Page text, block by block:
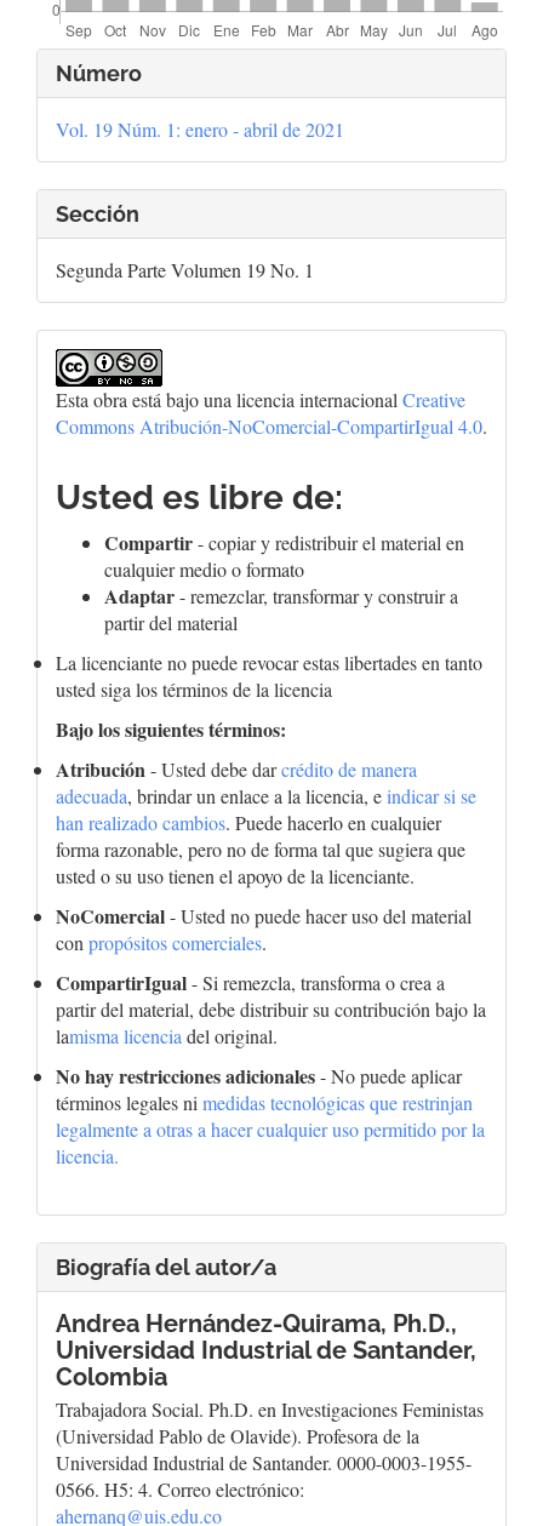
Detalles
del
artículo
Número
Vol. 19 Núm. 1: enero - abril de 2021
Sección
Segunda Parte Volumen 19 No. 1
Esta obra está bajo una licencia internacional Creative
Commons Atribución-NoComercial-CompartirIgual 4.0.
Usted es libre de:
Compartir- copiar y redistribuir el material en
cualquier medio o formato
Adaptar- remezclar, transformar y construir a
partir del material
La licenciante no puede revocar estas libertades en tanto
usted siga los términos de la licencia
Bajo los siguientes términos:
Atribución- Usted debe darcrédito de manera
adecuada, brindar un enlace a la licencia, eindicar si se
han realizado cambios. Puede hacerlo en cualquier
forma razonable, pero no de forma tal que sugiera que
usted o su uso tienen el apoyo de la licenciante.
NoComercial- Usted no puede hacer uso del material
con propósitos comerciales.
CompartirIgual- Si remezcla, transforma o crea a
partir del material, debe distribuir su contribución bajo la
lamisma licencia del original.
No hay restricciones adicionales- No puede aplicar
términos legales ni medidas tecnológicas que restrinjan
legalmente a otras a hacer cualquier uso permitido por la
licencia.
Biografía del autor/a
Andrea Hernández-Quirama, Ph.D.,
Universidad Industrial de Santander,
Colombia
Trabajadora Social. Ph.D. en Investigaciones Feministas
(Universidad Pablo de Olavide). Profesora de la
Universidad Industrial de Santander. 0000-0003-1955-
0566. H5: 4. Correo electrónico:
ahernanq@uis.edu.co